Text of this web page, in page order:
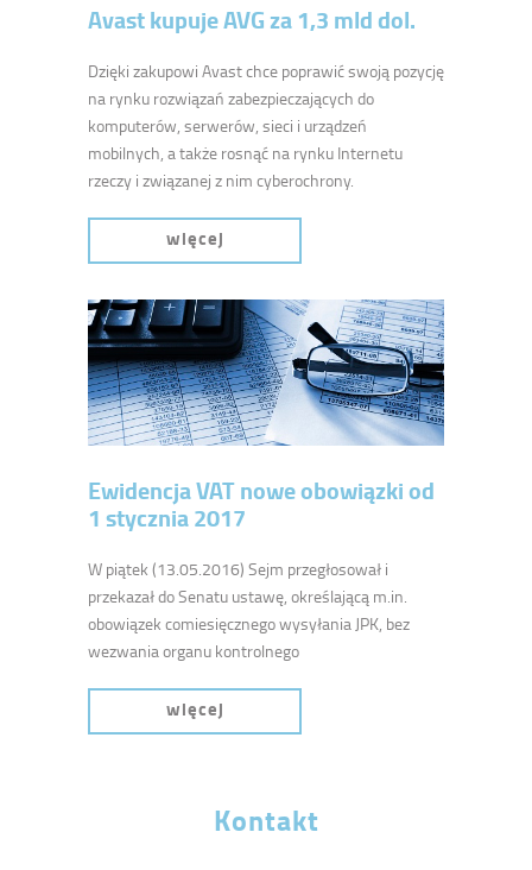
Avast kupuje AVG za 1,3 mld dol.
Dzięki zakupowi Avast chce poprawić swoją pozycję
na rynku rozwiązań zabezpieczających do
komputerów, serwerów, sieci i urządzeń
mobilnych, a także rosnąć na rynku Internetu
rzeczy i związanej z nim cyberochrony.
więcej
Ewidencja VAT nowe obowiązki od
1 stycznia 2017
W piątek (13.05.2016) Sejm przegłosował i
przekazał do Senatu ustawę, określającą m.in.
obowiązek comiesięcznego wysyłania JPK, bez
wezwania organu kontrolnego
więcej
Kontakt